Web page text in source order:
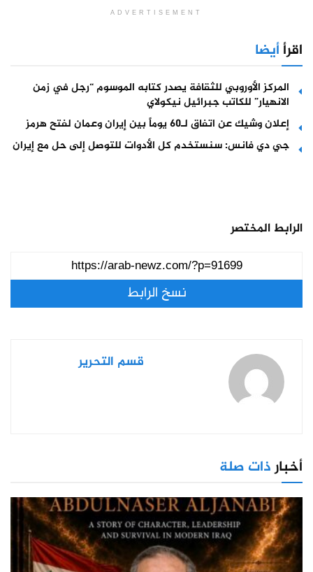
ADVERTISEMENT
اقرأأيضا
المركز الأوروبي للثقافة يصدر كتابه الموسوم “رجل في زمن
الانهيار” للكاتب جبرائيل نيكولاي
إعلان وشيك عن اتفاق لـ60 يوماً بين إيران وعمان لفتح هرمز
جي دي فانس: سنستخدم كل الأدوات للتوصل إلى حل مع إيران
الرابط المختصر
نسخ الرابط
قسم التحرير
أخبارذات صلة